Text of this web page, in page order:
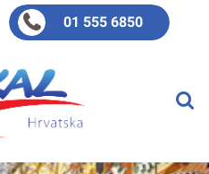
01 555 6850